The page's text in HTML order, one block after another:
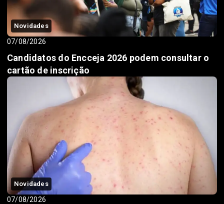
Novidades
07/08/2026
Candidatos do Encceja 2026 podem consultar o
cartão de inscrição
Novidades
07/08/2026